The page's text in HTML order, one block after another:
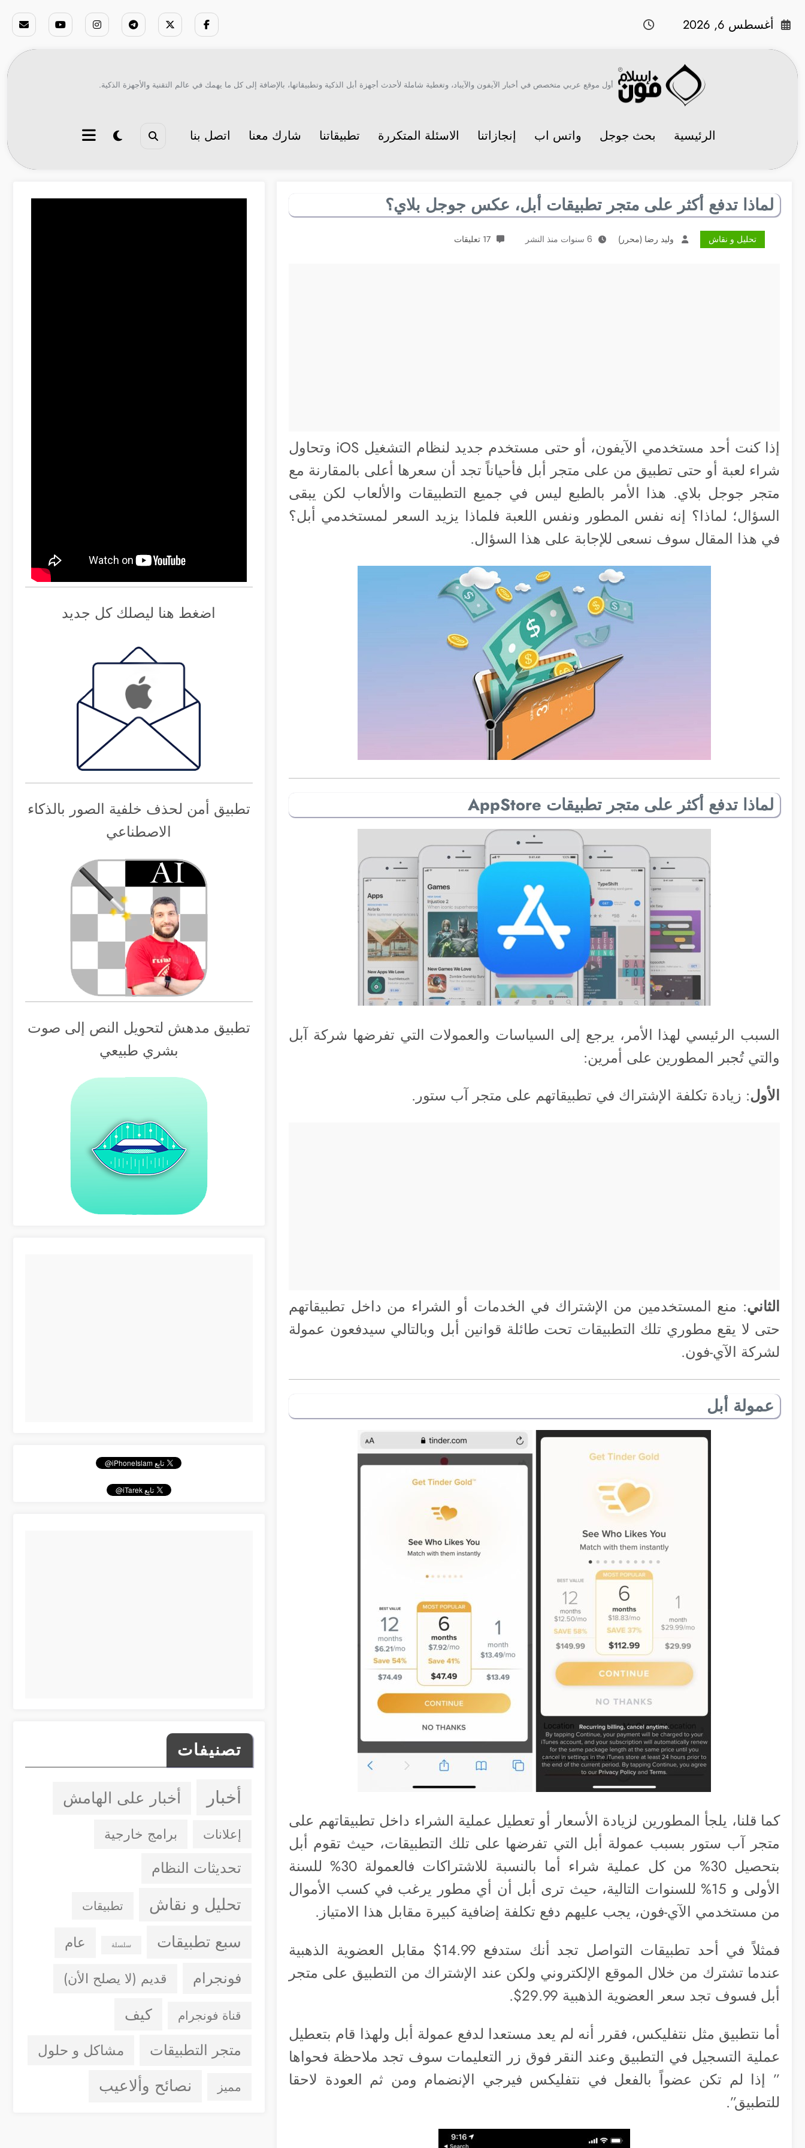
أغسطس 6, 2026
أول موقع عربي متخصص في أخبار الآيفون والآيباد، وتغطية شاملة لأحدث أجهزة أبل الذكية وتطبيقاتها، بالإضافة إلى كل ما يهمك في عالم التقنية والأجهزة الذكية.
الرئيسية بحث جوجل واتس اب إنجازاتنا الاسئلة المتكررة تطبيقاتنا شارك معنا اتصل بنا
لماذا تدفع أكثر على متجر تطبيقات أبل، عكس جوجل بلاي؟
تحليل و نقاش وليد رضا (محرر) 6 سنوات منذ النشر 17 تعليقات
إذا كنت أحد مستخدمي الآيفون، أو حتى مستخدم جديد لنظام التشغيل iOS وتحاول
شراء لعبة أو حتى تطبيق من على متجر أبل فأحياناً تجد أن سعرها أعلى بالمقارنة مع
متجر جوجل بلاي. هذا الأمر بالطبع ليس في جميع التطبيقات والألعاب لكن يبقى
السؤال؛ لماذا؟ إنه نفس المطور ونفس اللعبة فلماذا يزيد السعر لمستخدمي أبل؟
في هذا المقال سوف نسعى للإجابة على هذا السؤال.
لماذا تدفع أكثر على متجر تطبيقات AppStore
السبب الرئيسي لهذا الأمر، يرجع إلى السياسات والعمولات التي تفرضها شركة آبل
والتي تُجبر المطورين على أمرين:
الأول: زيادة تكلفة الإشتراك في تطبيقاتهم على متجر آب ستور.
الثاني: منع المستخدمين من الإشتراك في الخدمات أو الشراء من داخل تطبيقاتهم
حتى لا يقع مطوري تلك التطبيقات تحت طائلة قوانين أبل وبالتالي سيدفعون عمولة
لشركة الآي-فون.
عمولة أبل
كما قلنا، يلجأ المطورين لزيادة الأسعار أو تعطيل عملية الشراء داخل تطبيقاتهم على
متجر آب ستور بسبب عمولة أبل التي تفرضها على تلك التطبيقات، حيث تقوم أبل
بتحصيل 30% من كل عملية شراء أما بالنسبة للاشتراكات فالعمولة 30% للسنة
الأولى و 15% للسنوات التالية، حيث ترى أبل أن أي مطور يرغب في كسب الأموال
من مستخدمي الآي-فون، يجب عليهم دفع تكلفة إضافية كبيرة مقابل هذا الامتياز.
فمثلاً في أحد تطبيقات التواصل تجد أنك ستدفع 14.99$ مقابل العضوية الذهبية
عندما تشترك من خلال الموقع الإلكتروني ولكن عند الإشتراك من التطبيق على متجر
أبل فسوف تجد سعر العضوية الذهبية 29.99$.
أما نتطبيق مثل نتفليكس، فقرر أنه لم يعد مستعدا لدفع عمولة أبل ولهذا قام بتعطيل
عملية التسجيل في التطبيق وعند النقر فوق زر التعليمات سوف تجد ملاحظة فحواها
” إذا لم تكن عضواً بالفعل في نتفليكس فيرجي الإنضمام ومن ثم العودة لاحقا
للتطبيق”.
اضغط هنا ليصلك كل جديد
تطبيق أمن لحذف خلفية الصور بالذكاء
الاصطناعي
تطبيق مدهش لتحويل النص إلى صوت
بشري طبيعي
تصنيفات
أخبار أخبار على الهامش
إعلانات برامج خارجية
تحديثات النظام
تحليل و نقاش تطبيقات
سبع تطبيقات سلسلة عام
فونجرام قديم (لا يصلح الأن)
قناة فونجرام كيف
متجر التطبيقات مشاكل و حلول
مميز نصائح وألاعيب